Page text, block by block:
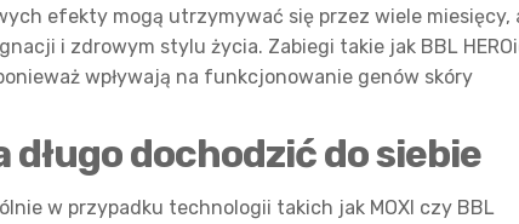
efekty mogą utrzymywać się przez wiele miesięcy,
i zdrowym stylu życia. Zabiegi takie jak BBL
wpływają na funkcjonowanie genów skóry
długo dochodzić do siebie
w przypadku technologii takich jak MOXI czy BBL